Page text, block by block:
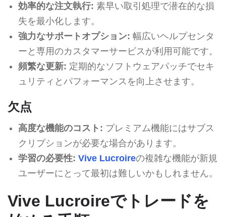
効率的な注文執行: 素早い取引処理で潜在的な損
失を最小化します。
強力なサポートオプション: 幅広いヘルプセンタ
ーと専用のカスタマーサービスが利用可能です。
頻繁な更新: 定期的なソフトウェアパッチでセキ
ュリティとパフォーマンスを向上させます。
欠点
高度な機能のコスト: プレミアム機能にはサブス
クリプションが必要な場合があります。
学習の必要性: Vive Lucroireの複雑な機能が新規
ユーザーにとって最初は難しいかもしれません。
Vive Lucroireでトレードを